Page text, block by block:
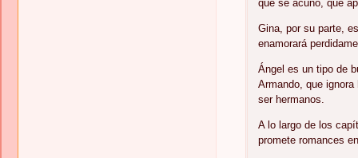
que se acunó, que
Gina, por su parte,
enamorará
Ángel es un tipo de
Armando, que
ser hermanos.
A lo largo de los
promete romances